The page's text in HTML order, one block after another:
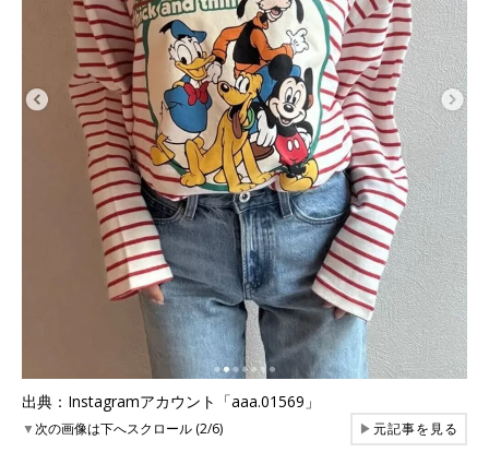
出典：Instagramアカウント「aaa.01569」
▼次の画像は下へスクロール (2/6) ▶元記事を見る